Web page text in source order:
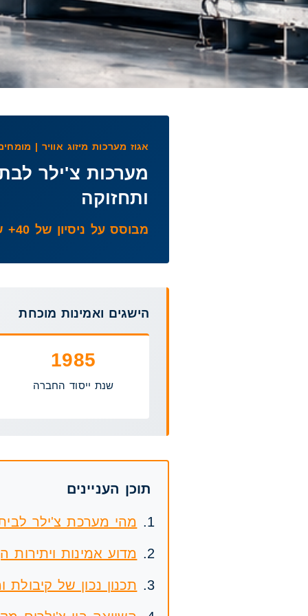
אגוז מערכות מיזוג אוויר | מומחים
מערכות צ'ילר
ותחזוקה
מבוסס על ניסיון של 40+ שנים בביצוע פרויקטי מיזוג מורכבים בפריסה ארצית
הישגים ואמינות מוכחת
1985
שנת ייסוד החברה
תוכן העניינים
מהי מערכת צ'ילר
מדוע אמינות ויתירות
תכנון נכון של קיבולת